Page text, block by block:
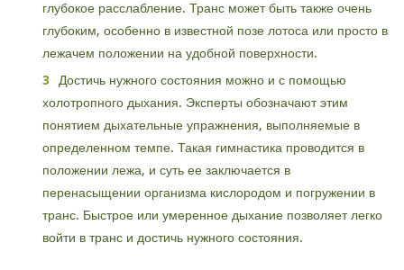
глубокое расслабление. Транс может быть также очень
глубоким, особенно в известной позе лотоса или просто в
лежачем положении на удобной поверхности.
Достичь нужного состояния можно и с помощью
холотропного дыхания. Эксперты обозначают этим
понятием дыхательные упражнения, выполняемые в
определенном темпе. Такая гимнастика проводится в
положении лежа, и суть ее заключается в
перенасыщении организма кислородом и погружении в
транс. Быстрое или умеренное дыхание позволяет легко
войти в транс и достичь нужного состояния.